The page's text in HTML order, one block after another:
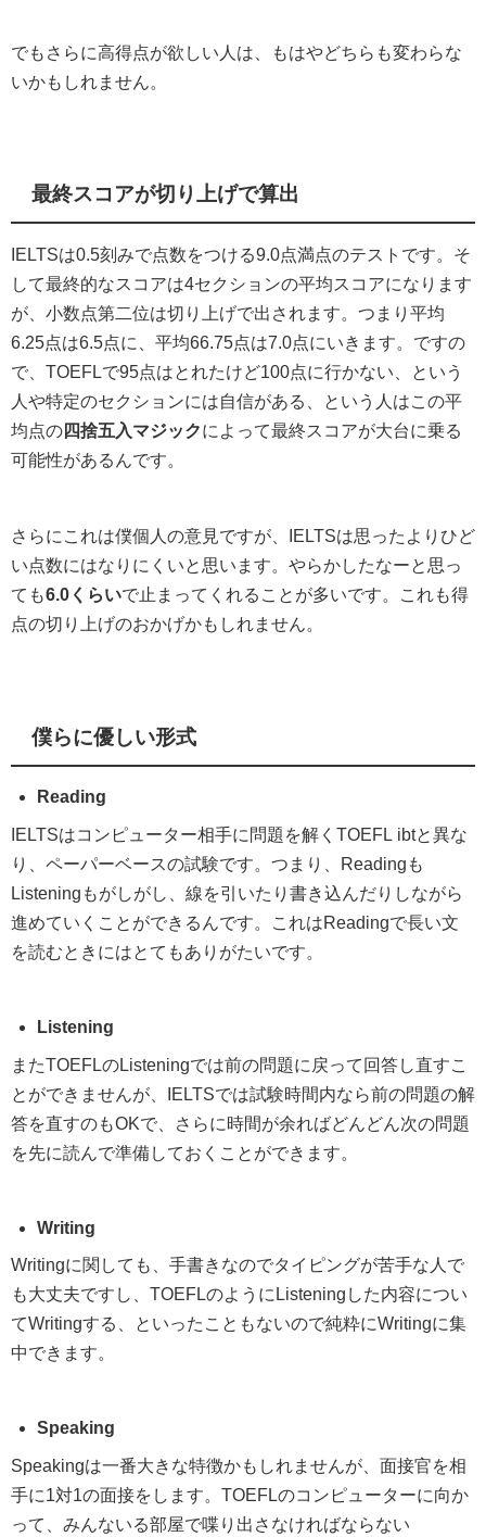
でもさらに高得点が欲しい人は、もはやどちらも変わらな
いかもしれません。
最終スコアが切り上げで算出
IELTSは0.5刻みで点数をつける9.0点満点のテストです。そ
して最終的なスコアは4セクションの平均スコアになります
が、小数点第二位は切り上げで出されます。つまり平均
6.25点は6.5点に、平均66.75点は7.0点にいきます。ですの
で、TOEFLで95点はとれたけど100点に行かない、という
人や特定のセクションには自信がある、という人はこの平
均点の四捨五入マジックによって最終スコアが大台に乗る
可能性があるんです。
さらにこれは僕個人の意見ですが、IELTSは思ったよりひど
い点数にはなりにくいと思います。やらかしたなーと思っ
ても6.0くらいで止まってくれることが多いです。これも得
点の切り上げのおかげかもしれません。
僕らに優しい形式
Reading
IELTSはコンピューター相手に問題を解くTOEFL ibtと異な
り、ペーパーベースの試験です。つまり、Readingも
Listeningもがしがし、線を引いたり書き込んだりしながら
進めていくことができるんです。これはReadingで長い文
を読むときにはとてもありがたいです。
Listening
またTOEFLのListeningでは前の問題に戻って回答し直すこ
とができませんが、IELTSでは試験時間内なら前の問題の解
答を直すのもOKで、さらに時間が余ればどんどん次の問題
を先に読んで準備しておくことができます。
Writing
Writingに関しても、手書きなのでタイピングが苦手な人で
も大丈夫ですし、TOEFLのようにListeningした内容につい
てWritingする、といったこともないので純粋にWritingに集
中できます。
Speaking
Speakingは一番大きな特徴かもしれませんが、面接官を相
手に1対1の面接をします。TOEFLのコンピューターに向か
って、みんないる部屋で喋り出さなければならない